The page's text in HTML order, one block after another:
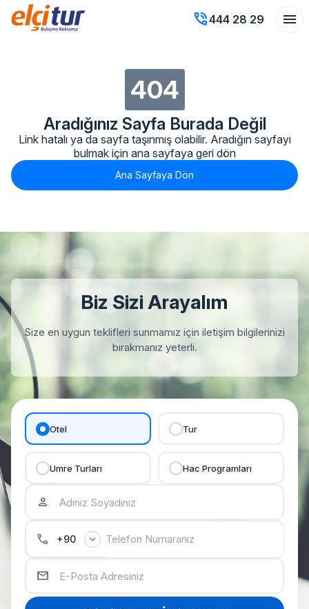
phone_in_talk444 28 29 menu
404
Aradığınız Sayfa Burada Değil
Link hatalı ya da sayfa taşınmış olabilir. Aradığın sayfayı
bulmak için ana sayfaya geri dön
Ana Sayfaya Dön
Otel Tur
Umre Turları Hac Programları
person
phone +90 expand_more
email
Biz Sizi Arayalım
Size en uygun teklifleri sunmamız için iletişim bilgilerinizi
bırakmanız yeterli.